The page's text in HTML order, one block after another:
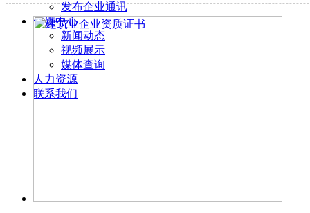
发布企业通讯
传媒中心
新闻动态
视频展示
媒体查询
人力资源
联系我们